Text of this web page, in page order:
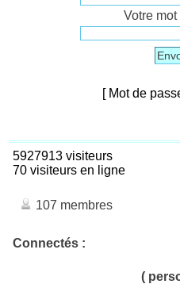
Votre
[ Mot de
5927913 visiteurs
70 visiteurs en ligne
107 membres
Connectés :
(